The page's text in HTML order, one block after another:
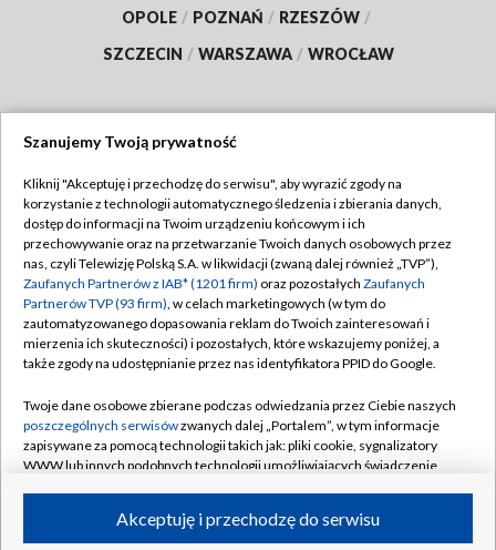
OPOLE / POZNAŃ / RZESZÓW /
SZCZECIN / WARSZAWA / WROCŁAW
TVP
Abonament TVP
Emisja w TVP
Centrum informacji TVP
Naziemna Telewizja Cyfrowa
Rada Programowa
System NOS
Informacje o nadawcy
Program dla prasy
Regulamin TVP
Polityka prywatności
Moje zgody
Pomoc
Kontakt
Kanały
Szanujemy Twoją prywatność
Kliknij "Akceptuję i przechodzę do serwisu", aby wyrazić zgody na
korzystanie z technologii automatycznego śledzenia i zbierania danych,
dostęp do informacji na Twoim urządzeniu końcowym i ich
przechowywanie oraz na przetwarzanie Twoich danych osobowych przez
nas, czyli Telewizję Polską S.A. w likwidacji (zwaną dalej również „TVP”),
Zaufanych Partnerów z IAB* (1201 firm) oraz pozostałych Zaufanych
Partnerów TVP (93 firm), w celach marketingowych (w tym do
zautomatyzowanego dopasowania reklam do Twoich zainteresowań i
mierzenia ich skuteczności) i pozostałych, które wskazujemy poniżej, a
także zgody na udostępnianie przez nas identyfikatora PPID do Google.
Twoje dane osobowe zbierane podczas odwiedzania przez Ciebie naszych
poszczególnych serwisówzwanych dalej „Portalem”, w tym informacje
zapisywane za pomocą technologii takich jak: pliki cookie, sygnalizatory
WWW lub innych podobnych technologii umożliwiających świadczenie
ruchu w Internecie.Akceptuję i przechodzę do serwisu